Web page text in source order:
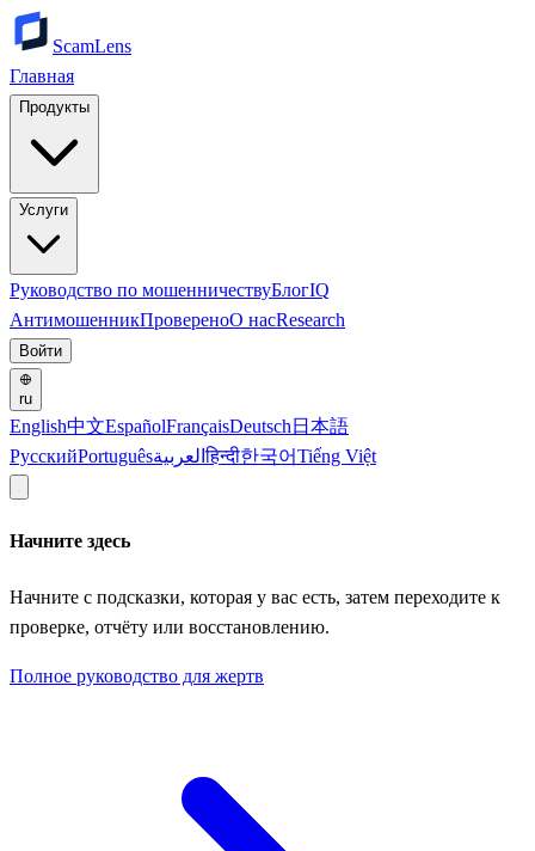
ScamLens
Главная
Продукты
Услуги
Руководство по мошенничествуБлогIQ
АнтимошенникПровереноО насResearch
Войти
ru
English中文EspañolFrançaisDeutsch 日本語
РусскийPortuguêsالعربيةहिन्दी한국어Tiếng Việt
Начните здесь
Начните с подсказки, которая у вас есть, затем переходите к
проверке, отчёту или восстановлению.
Полное руководство для жертв